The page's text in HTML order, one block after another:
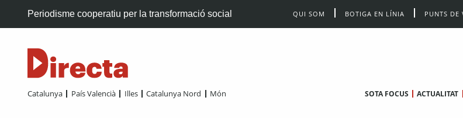
Periodisme cooperatiu per la transformació social QUI SOM BOTIGA EN LÍNIA PUNTS DE
Catalunya País Valencià Illes Catalunya Nord Món SOTA FOCUS ACTUALITAT